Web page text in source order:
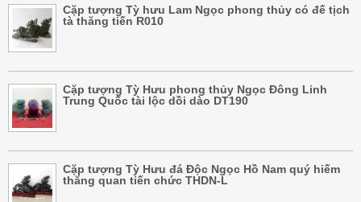
Cặp tượng Tỳ hưu Lam Ngọc phong thủy có đế tịch
tà thăng tiến R010
Cặp tượng Tỳ Hưu phong thủy Ngọc Đông Linh
Trung Quốc tài lộc dồi dào DT190
Cặp tượng Tỳ Hưu đá Độc Ngọc Hồ Nam quý hiếm
thăng quan tiến chức THDN-L